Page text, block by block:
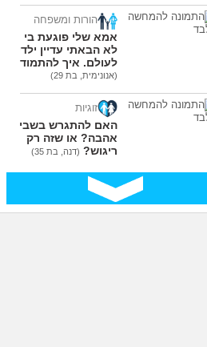
הורות ומשפחה
אמא שלי פוגעת בי כי
לא הבאתי עדיין ילדים
לעולם. איך להתמודד?
(אנונימית, בת 29)
זוגיות
האם להתגרש בשביל
אהבה? או שזה רק
ריגוש? (דנה, בת 35)